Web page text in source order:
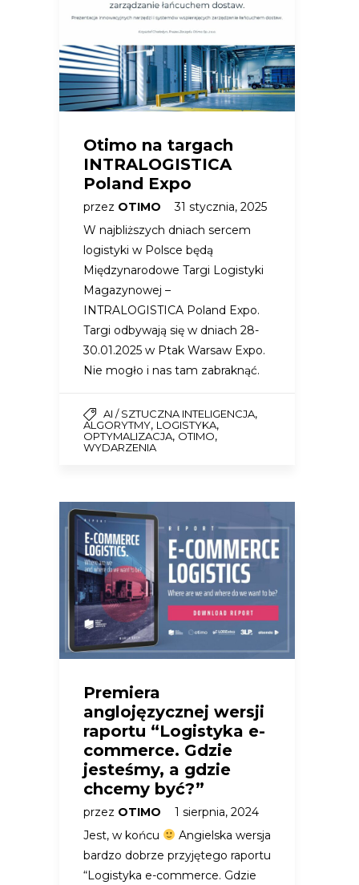
Otimo na targach
INTRALOGISTICA
Poland Expo
przez OTIMO
31 stycznia, 2025
W najbliższych dniach sercem
logistyki w Polsce będą
Międzynarodowe Targi Logistyki
Magazynowej –
INTRALOGISTICA Poland Expo.
Targi odbywają się w dniach 28-
30.01.2025 w Ptak Warsaw Expo.
Nie mogło i nas tam zabraknąć.
AI / SZTUCZNA INTELIGENCJA,
ALGORYTMY, LOGISTYKA,
OPTYMALIZACJA, OTIMO,
WYDARZENIA
Premiera
anglojęzycznej wersji
raportu “Logistyka e-
commerce. Gdzie
jesteśmy, a gdzie
chcemy być?”
przez OTIMO
1 sierpnia, 2024
Jest, w końcu
Angielska wersja
bardzo dobrze przyjętego raportu
“Logistyka e-commerce. Gdzie